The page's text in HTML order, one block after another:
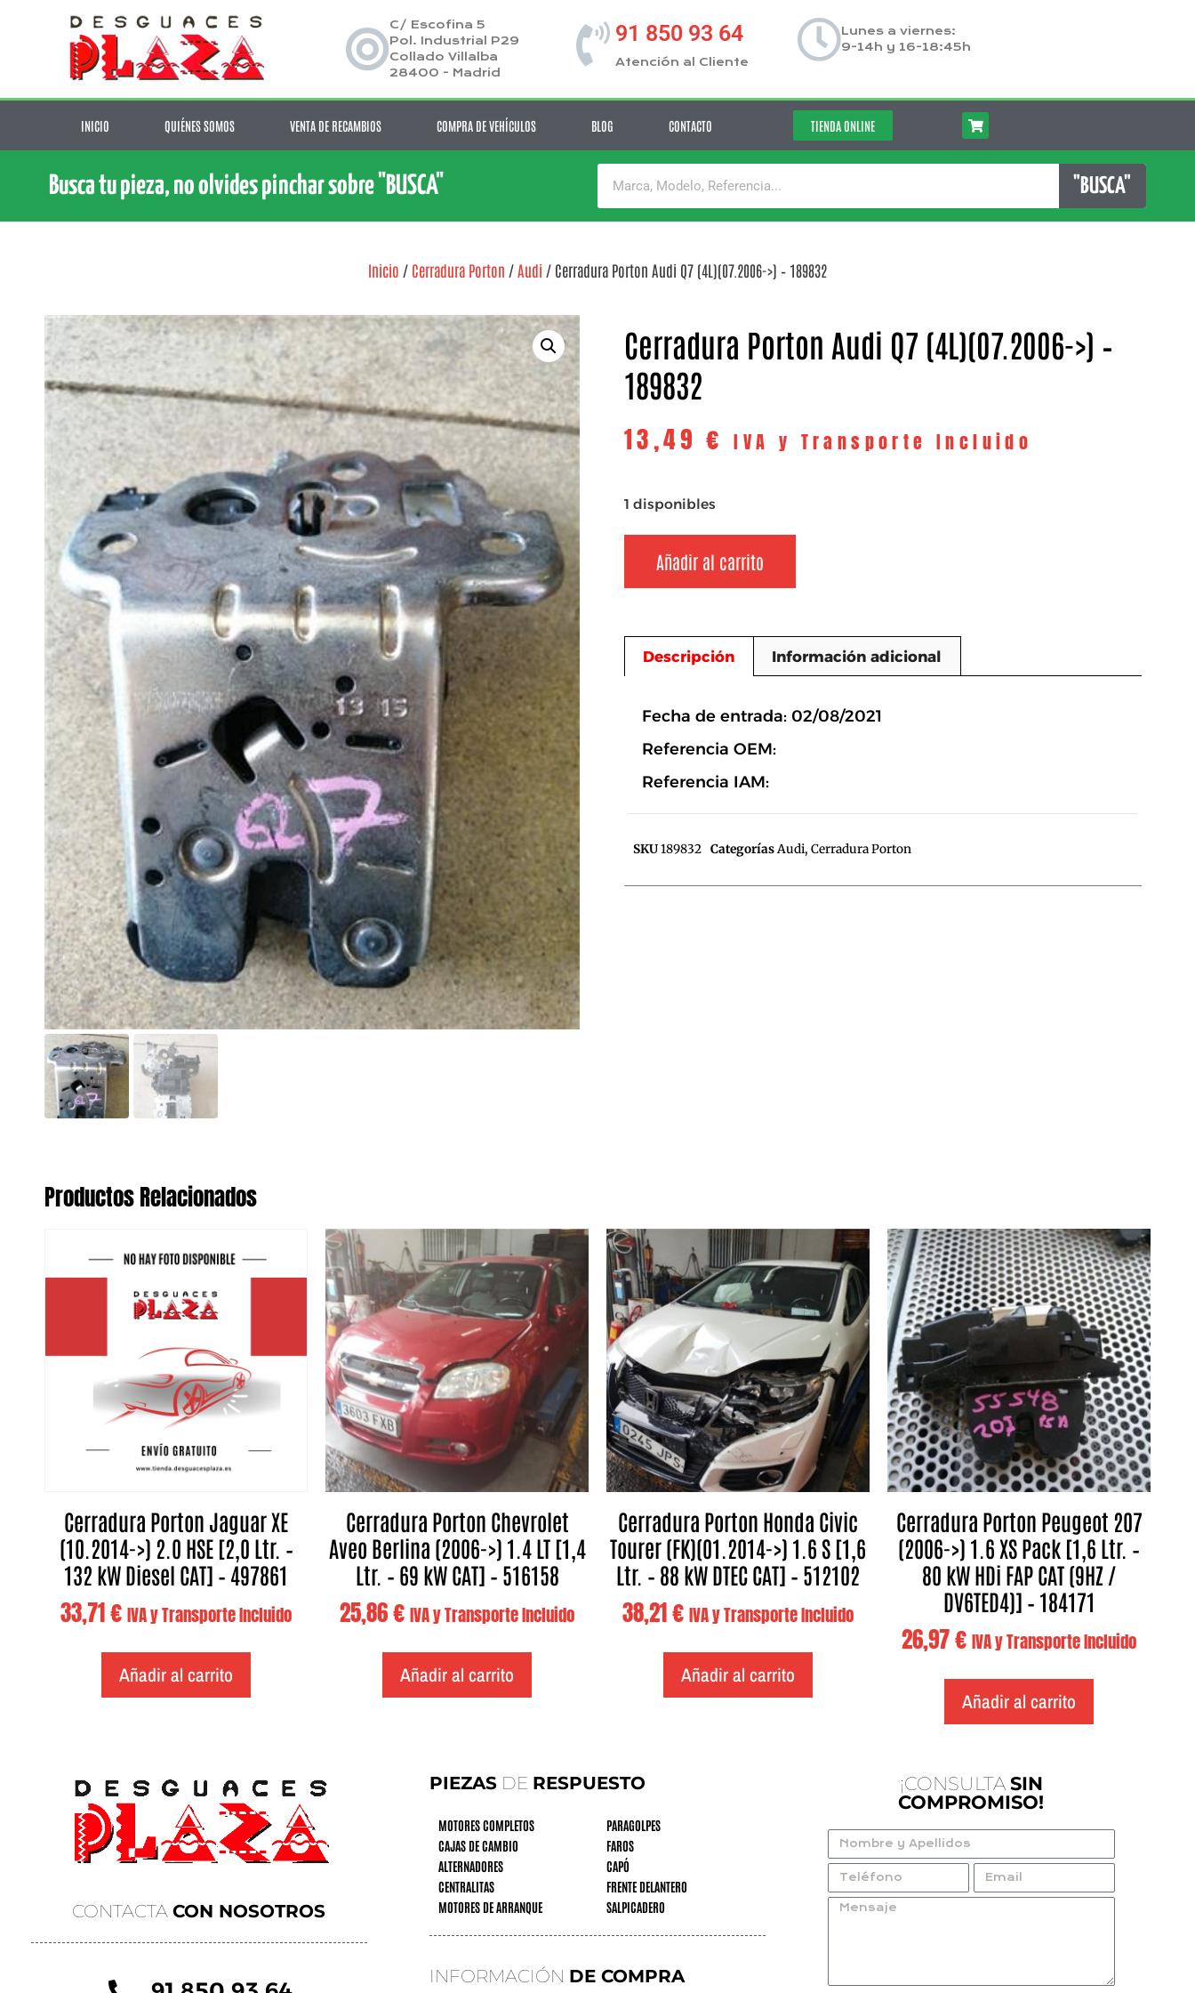
C/ Escofina 5
Pol. Industrial P29
Collado Villalba
28400 - Madrid
91 850 93 64
Atención al Cliente
Lunes a viernes:
9-14h y 16-18:45h
INICIO QUIÉNES SOMOS VENTA DE RECAMBIOS COMPRA DE VEHÍCULOS BLOG CONTACTO TIENDA ONLINE
Busca tu pieza, no olvides pinchar sobre "BUSCA" "BUSCA"
Inicio / Cerradura Porton / Audi / Cerradura Porton Audi Q7 (4L)(07.2006->) – 189832
Cerradura Porton Audi Q7 (4L)(07.2006->) –
189832
13,49€ IVA y Transporte Incluido
1 disponibles
Añadir al carrito
Descripción Información adicional
Fecha de entrada: 02/08/2021
Referencia OEM:
Referencia IAM:
SKU189832 CategoríasAudi, Cerradura Porton
Productos Relacionados
Cerradura Porton Jaguar XE
(10.2014->) 2.0 HSE [2,0 Ltr. –
132 kW Diesel CAT] – 497861
33,71€ IVA y Transporte Incluido
Añadir al carrito
Cerradura Porton Chevrolet
Aveo Berlina (2006->) 1.4 LT [1,4
Ltr. – 69 kW CAT] – 516158
25,86€ IVA y Transporte Incluido
Añadir al carrito
Cerradura Porton Honda Civic
Tourer (FK)(01.2014->) 1.6 S [1,6
Ltr. – 88 kW DTEC CAT] – 512102
38,21€ IVA y Transporte Incluido
Añadir al carrito
Cerradura Porton Peugeot 207
(2006->) 1.6 XS Pack [1,6 Ltr. –
80 kW HDi FAP CAT (9HZ /
DV6TED4)] – 184171
26,97€ IVA y Transporte Incluido
Añadir al carrito
CONTACTACON NOSOTROS
PIEZASDE RESPUESTO
MOTORES COMPLETOS
CAJAS DE CAMBIO
ALTERNADORES
CENTRALITAS
MOTORES DE ARRANQUE
PARAGOLPES
FAROS
CAPÓ
FRENTE DELANTERO
SALPICADERO
INFORMACIÓN DE COMPRA
¡CONSULTA SIN
COMPROMISO!